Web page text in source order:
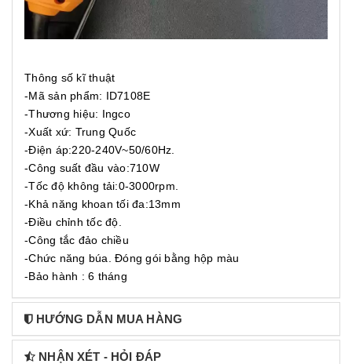
Thông số kĩ thuật
-Mã sản phẩm: ID7108E
-Thương hiệu: Ingco
-Xuất xứ: Trung Quốc
-Điện áp:220-240V~50/60Hz.
-Công suất đầu vào:710W
-Tốc độ không tải:0-3000rpm.
-Khả năng khoan tối đa:13mm
-Điều chỉnh tốc độ.
-Công tắc đảo chiều
-Chức năng búa. Đóng gói bằng hộp màu
-Bảo hành : 6 tháng
HƯỚNG DẪN MUA HÀNG
NHẬN XÉT - HỎI ĐÁP